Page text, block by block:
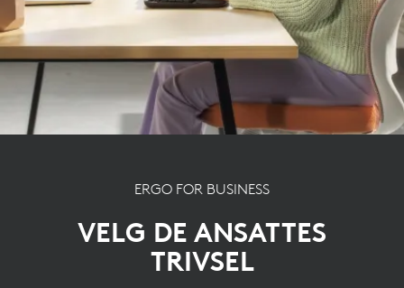
gi nytt liv til plastavfall fra gammel
forbrukerelektronikk og bidra til å redusere
karbonavtrykket.
OM RESIRKULERT PLAST
ERGO FOR BUSINESS
VELG DE ANSATTES
TRIVSEL